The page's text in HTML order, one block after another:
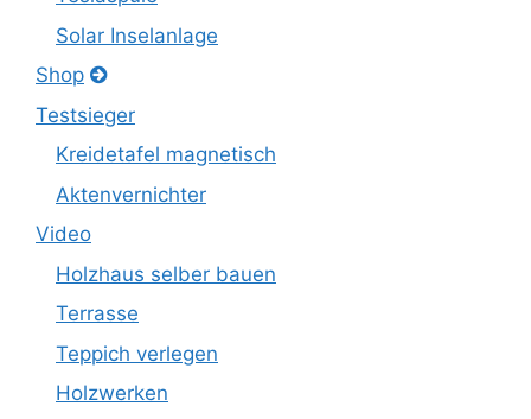
Solar Inselanlage
Shop
Testsieger
Kreidetafel magnetisch
Aktenvernichter
Video
Holzhaus selber bauen
Terrasse
Teppich verlegen
Holzwerken